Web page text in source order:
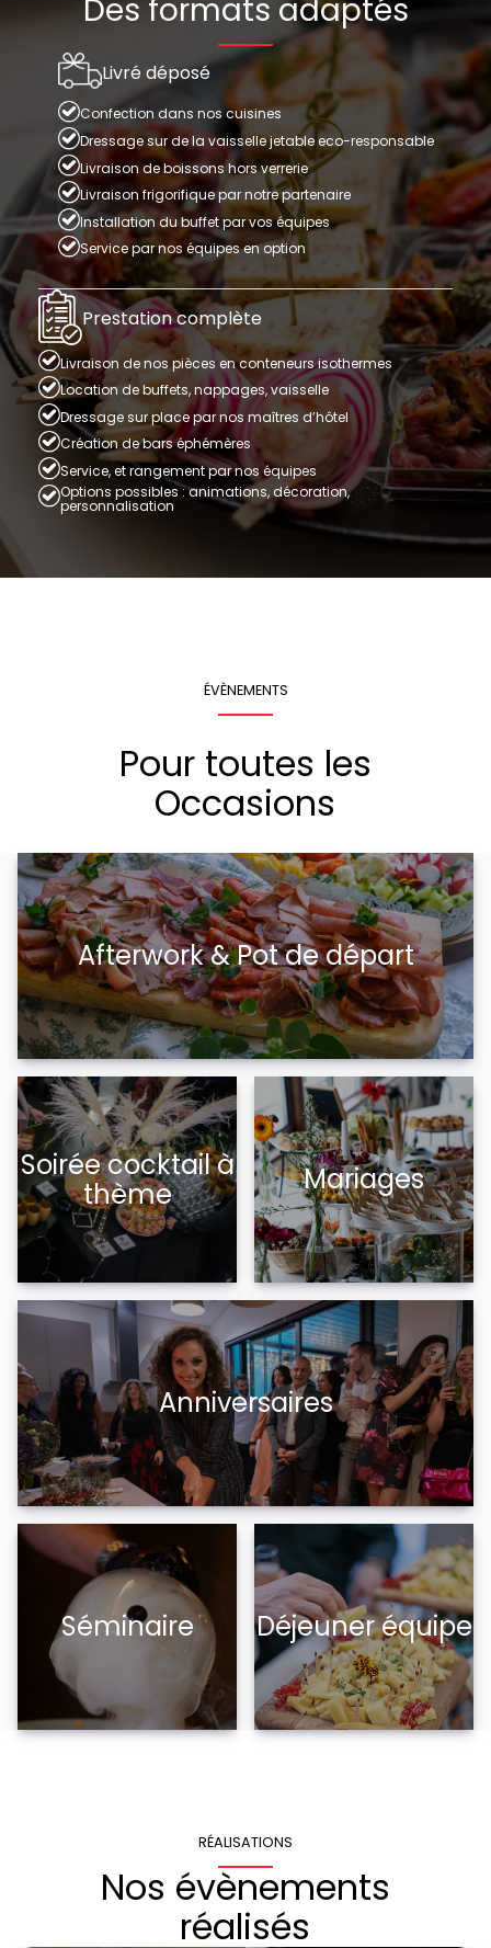
Des formats adaptés
Livré déposé
Confection dans nos cuisines
Dressage sur de la vaisselle jetable eco-responsable
Livraison de boissons hors verrerie
Livraison frigorifique par notre partenaire
Installation du buffet par vos équipes
Service par nos équipes en option
Prestation complète
Livraison de nos pièces en conteneurs isothermes
Location de buffets, nappages, vaisselle
Dressage sur place par nos maîtres d’hôtel
Création de bars éphémères
Service, et rangement par nos équipes
Options possibles : animations, décoration,
personnalisation
ÉVÈNEMENTS
Pour toutes les
Occasions
Afterwork & Pot de départ
Soirée cocktail à
thème
Mariages
Anniversaires
Séminaire Déjeuner équipe
RÉALISATIONS
Nos évènements
réalisés